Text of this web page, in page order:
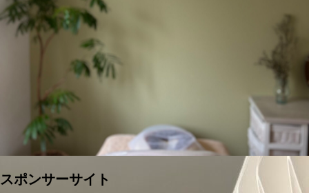
スポンサーサイト